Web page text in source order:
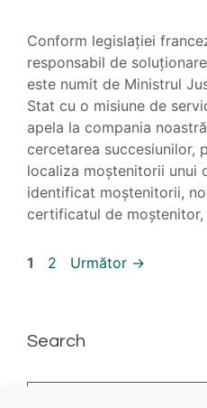
Conform legislației
responsabil de
este numit de Ministrul
Stat cu o misiune de
apela la compania
cercetarea succesiunilor,
localiza moștenitorii unui
identificat moștenitorii,
certificatul de moștenitor,
Pagina
1 Pagina
2 Următor →
Search
Caută